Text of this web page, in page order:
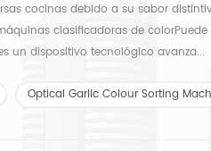
cocinas debido a su sabor
clasificadoras de
un dispositivo tecnológico avanza...
Optical Garlic Colour Sorting